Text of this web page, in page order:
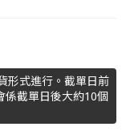
形式進行。截單日前
係截單日後大約10個